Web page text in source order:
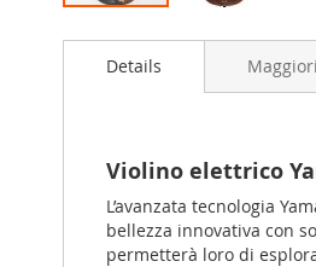
all'inizio
Details
Violino elettrico
L’avanzata tecnologia
bellezza innovativa con
permetterà loro di